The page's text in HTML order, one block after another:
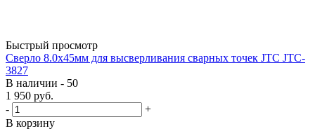
Быстрый просмотр
Сверло 8.0х45мм для высверливания сварных точек JTC JTC-
3827
В наличии - 50
1 950 руб.
-
+
В корзину